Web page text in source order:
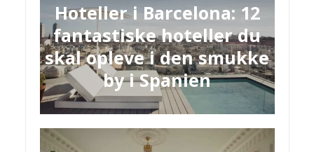
Hoteller i Barcelona: 12
fantastiske hoteller du
skal opleve i den smukke
by i Spanien